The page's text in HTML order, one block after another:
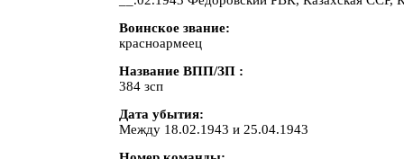
Воинское звание
красноармеец
Название ВПП/ЗП
384 зсп
Дата убытия
Между 18.02.1943 и 25.04.1943